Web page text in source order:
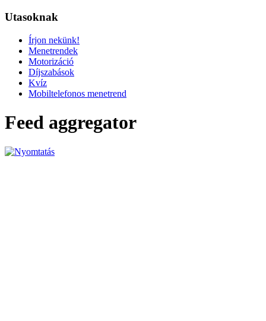
Utasoknak
Írjon nekünk!
Menetrendek
Motorizáció
Díjszabások
Kvíz
Mobiltelefonos menetrend
Feed aggregator